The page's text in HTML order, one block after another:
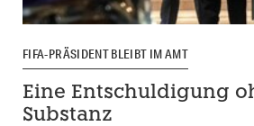
FIFA-PRÄSIDENT BLEIBT IM AMT
Eine Entschuldigung
Substanz